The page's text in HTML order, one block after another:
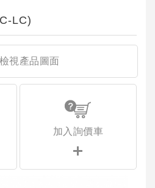
LC)
檢視產品圖面
加入詢價車